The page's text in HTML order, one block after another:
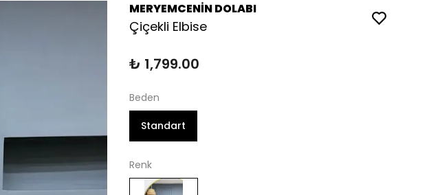
MERYEMCENİN DOLABI
Çiçekli Elbise
₺ 1,799.00
Beden
Standart
Renk